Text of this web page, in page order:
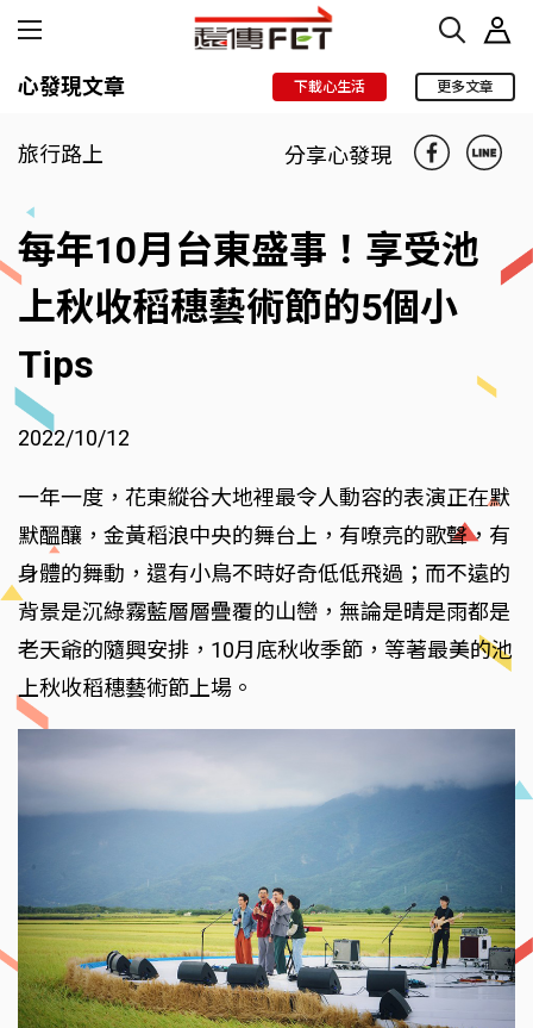
心發現文章 下載心生活 更多文章
旅行路上 分享心發現
每年10月台東盛事！享受池
上秋收稻穗藝術節的5個小
Tips
2022/10/12
一年一度，花東縱谷大地裡最令人動容的表演正在默
默醞釀，金黃稻浪中央的舞台上，有嘹亮的歌聲，有
身體的舞動，還有小鳥不時好奇低低飛過；而不遠的
背景是沉綠霧藍層層疊覆的山巒，無論是晴是雨都是
老天爺的隨興安排，10月底秋收季節，等著最美的池
上秋收稻穗藝術節上場。